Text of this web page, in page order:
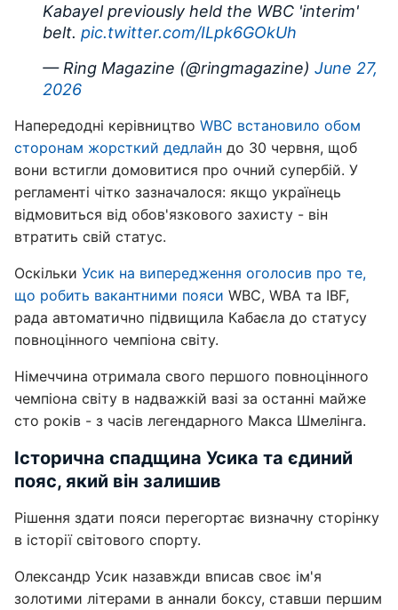
Kabayel previously held the WBC 'interim'
belt. pic.twitter.com/ILpk6GOkUh
— Ring Magazine (@ringmagazine) June 27,
2026
Напередодні керівництво WBC встановило обом
сторонам жорсткий дедлайн до 30 червня, щоб
вони встигли домовитися про очний супербій. У
регламенті чітко зазначалося: якщо українець
відмовиться від обов'язкового захисту - він
втратить свій статус.
Оскільки Усик на випередження оголосив про те,
що робить вакантними пояси WBC, WBA та IBF,
рада автоматично підвищила Кабаєла до статусу
повноцінного чемпіона світу.
Німеччина отримала свого першого повноцінного
чемпіона світу в надважкій вазі за останні майже
сто років - з часів легендарного Макса Шмелінга.
Історична спадщина Усика та єдиний
пояс, який він залишив
Рішення здати пояси перегортає визначну сторінку
в історії світового спорту.
Олександр Усик назавжди вписав своє ім'я
золотими літерами в аннали боксу, ставши першим